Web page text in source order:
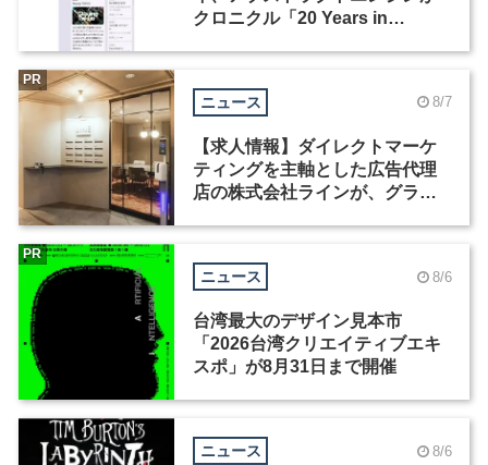
クロニクル「20 Years in
ニュース 8/7
【求人情報】ダイレクトマーケ
ティングを主軸とした広告代理
店の株式会社ラインが、グラフ
PR
ニュース 8/6
台湾最大のデザイン見本市
「2026台湾クリエイティブエキ
スポ」が8月31日まで開催
PR
ニュース 8/6